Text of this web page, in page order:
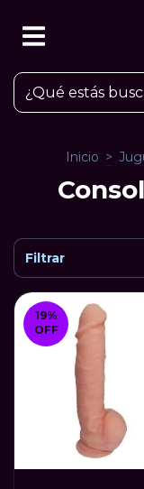
Inicio >
Filtrar
19%
OFF